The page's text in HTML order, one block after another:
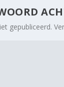
gepubliceerd.